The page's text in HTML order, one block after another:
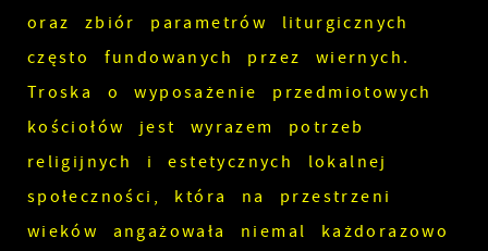
oraz zbiór parametrów liturgicznych
często fundowanych przez wiernych.
Troska o wyposażenie przedmiotowych
kościołów jest wyrazem potrzeb
religijnych i estetycznych lokalnej
społeczności, która na przestrzeni
wieków angażowała niemal każdorazowo